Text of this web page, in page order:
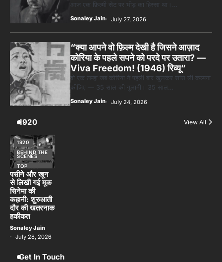
आज एक फ़िल्मी सेट पर भीड़ का हिस्सा था।…
Sonaley Jain July 27, 2026
“क्या आपने वो फ़िल्म देखी है जिसने आज़ाद
कोरिया के पहले सपने को परदे पर उतारा? —
Viva Freedom! (1946) रिव्यू”
वो एक लम्हा जब कोरिया ने पहली बार खुलकर सांस ली कल्पना
कीजिए — 35 साल की गुलामी। 35 साल…
Sonaley Jain July 24, 2026
1920 View All
1920
BEHIND THE
SCENES
TOP
STORIES
पसीने और खून
से लिखी गई मूक
सिनेमा की
कहानी: शुरुआती
दौर की खतरनाक
हकीकत
Sonaley Jain
July 28, 2026
Get In Touch